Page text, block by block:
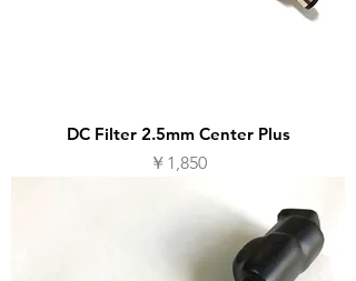
DC Filter 2.5mm Center Plus
価格
￥1,850